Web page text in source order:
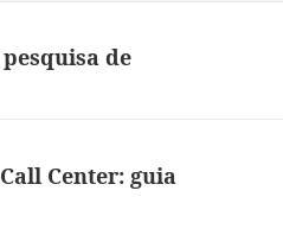
de
Center: guia